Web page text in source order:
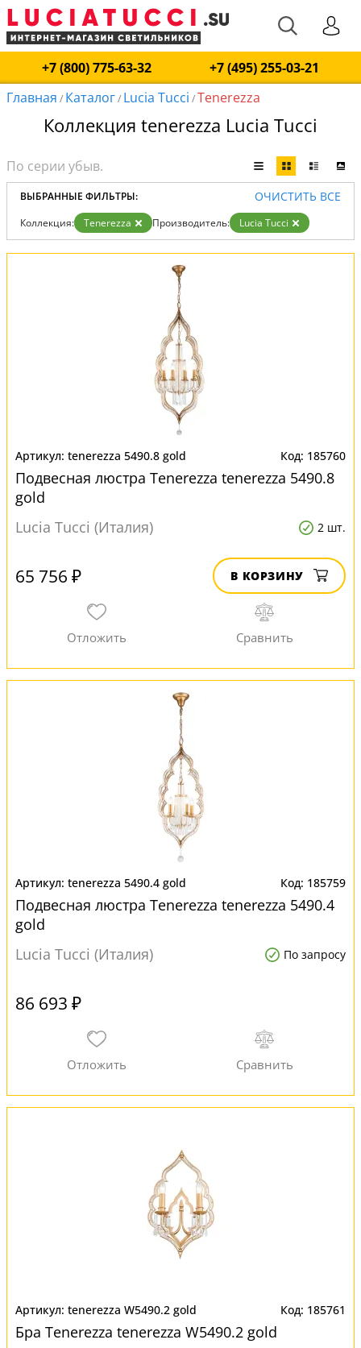
+7 (800) 775-63-32
+7 (495) 255-03-21
Главная / Каталог/ Lucia Tucci /Tenerezza
Коллекция tenerezza Lucia Tucci
ВЫБРАННЫЕ ФИЛЬТРЫ: ОЧИСТИТЬ ВСЕ
Коллекция: Tenerezza Производитель: Lucia Tucci
tenerezza 5490.8 gold 185760
Подвесная люстра Tenerezza tenerezza 5490.8
gold
Lucia Tucci (Италия)
2 шт.
65 756 ₽ В КОРЗИНУ
tenerezza 5490.4 gold 185759
Подвесная люстра Tenerezza tenerezza 5490.4
gold
Lucia Tucci (Италия)
По запросу
86 693 ₽
tenerezza W5490.2 gold 185761
Бра Tenerezza tenerezza W5490.2 gold